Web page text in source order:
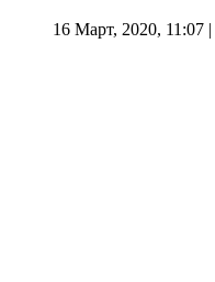
16 Март, 2020, 11:07 |